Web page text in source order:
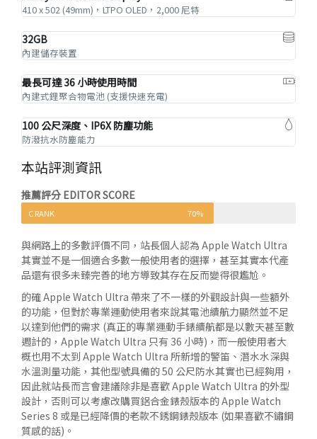
410 x 502 (49mm)，LTPO OLED，2,000 尼特
32GB
內建儲存裝置
最長可達 36 小時使用時間
內建式鋰聚合物電池 (支援快速充電)
100 公尺深度、IP6X 防塵功能
防潑抗水防塵能力
本站評測資訊
推薦評分 EDITOR SCORE
C RANK 70%
與網路上的多數評價不同，站長個人認為 Apple Watch Ultra
其實並不是一個適合多數一般使用者的選擇，甚至其實本代產
品還有很多未臻完善的地方導致其存在反而變得很尷尬。
的確 Apple Watch Ultra 帶來了不一樣的外觀設計與一些額外
的功能，但對於專業運動使用者來說其電池續航力顯然並不足
以達到他們的需求 (真正的專業運動手錶續航都是以數天甚至數
週計的，Apple Watch Ultra 只有 36 小時)，而一般使用者大
概也用不太到 Apple Watch Ultra 所新增的警笛、潛水水深與
水溫測量功能，其他型號具備的 50 公尺防水其實也已經夠用，
因此就站長而言會建議除非是喜歡 Apple Watch Ultra 的外型
設計，否則可以考慮改購買鋁合金錶殼版本的 Apple Watch
Series 8 或是已經降價的老款不銹鋼錶殼版本 (如果喜歡不鏽鋼
質感的話)。